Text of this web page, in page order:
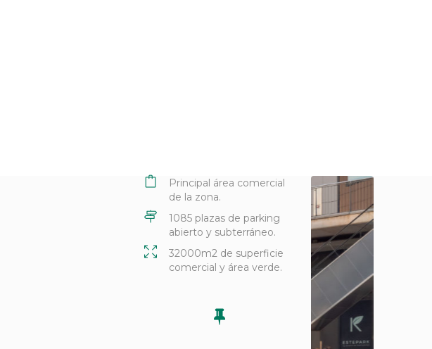
Principal área comercial
de la zona.
1085 plazas de parking
abierto y subterráneo.
32000m2 de superficie
comercial y área verde.